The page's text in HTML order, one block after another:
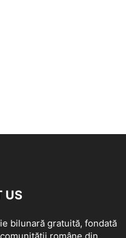
US
bilunară gratuită, fondată